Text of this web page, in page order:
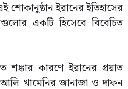
ইরানের ইতিহাসের
একটি হিসেবে বিবেচিত
শঙ্কার কারণে ইরানের প্রয়াত
আলি খামেনির জানাজা ও দাফন